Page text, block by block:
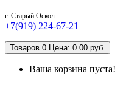
г. Старый Оскол
+7(919) 224-67-21
Товаров 0 Цена: 0.00 руб.
Ваша корзина пуста!